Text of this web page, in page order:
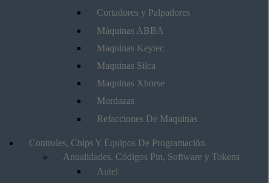
Cortadores y Palpadores
Máquinas ABBA
Maquinas Keytec
Maquinas Silca
Maquinas Xhorse
Mordazas
Refacciones De Maquinas
Controles, Chips Y Equipos De Programación
Anualidades, Códigos Pin, Software y Tokens
Autel